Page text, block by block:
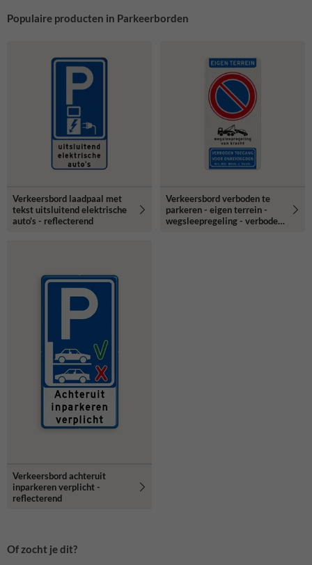
Populaire producten in Parkeerborden
Verkeersbord laadpaal met
tekst uitsluitend elektrische
auto's - reflecterend
Verkeersbord verboden te
parkeren - eigen terrein -
wegsleepregeling - verboden
Verkeersbord achteruit
inparkeren verplicht -
reflecterend
Of zocht je dit?